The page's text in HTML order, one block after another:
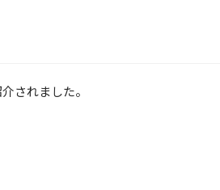
されました。